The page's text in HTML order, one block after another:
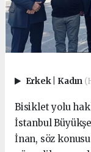
Erkek Kadın
Bisiklet yolu
İstanbul
İnan, söz